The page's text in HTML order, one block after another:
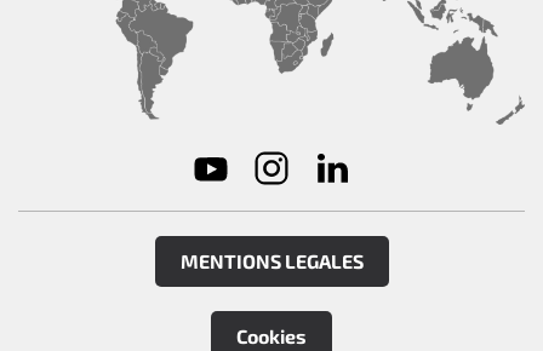
MENTIONS LEGALES
Cookies